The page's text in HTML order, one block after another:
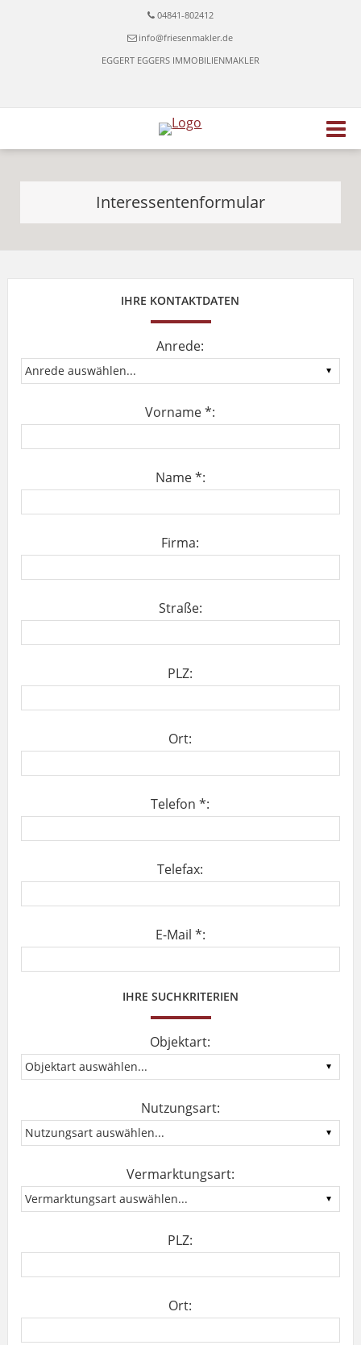
04841-802412
info@friesenmakler.de
EGGERT EGGERS IMMOBILIENMAKLER
Interessentenformular
IHRE KONTAKTDATEN
Anrede:
Vorname *:
Name *:
Firma:
Straße:
PLZ:
Ort:
Telefon *:
Telefax:
E-Mail *:
IHRE SUCHKRITERIEN
Objektart:
Nutzungsart:
Vermarktungsart:
PLZ:
Ort: